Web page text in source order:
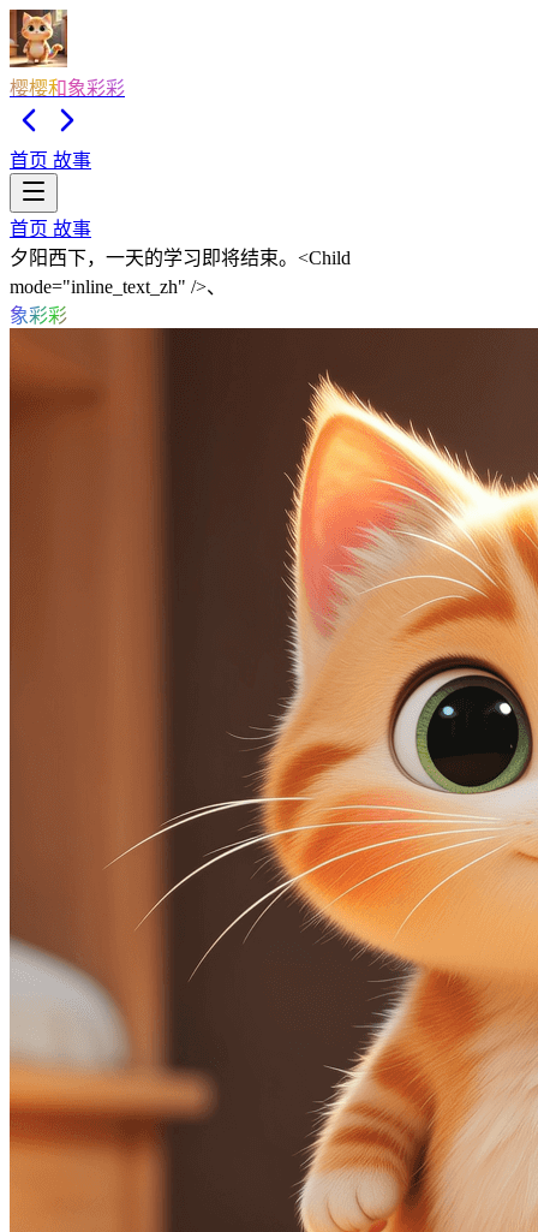
樱樱和象彩彩
首页 故事
首页 故事
夕阳西下，一天的学习即将结束。<Child
mode="inline_text_zh" />、
象彩彩